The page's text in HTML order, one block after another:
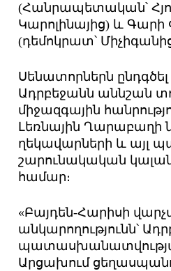
(Հանրապետական՝
Կարոլինայից) և Գարի
(դեմոկրատ՝
Սենատորներն ընդգծել
Ադրբեջանն աննշան
միջազգային
Լեռնային Ղարաբաղի
ղեկավարների և այլ
շարունակական
համար։
«Բայդեն-Հարիսի
անկարողությունն՝
Արցախում